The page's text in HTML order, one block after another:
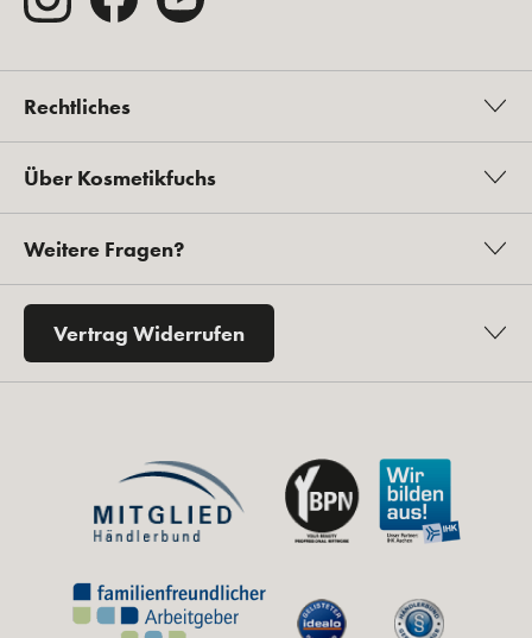
Rechtliches
Über Kosmetikfuchs
Weitere Fragen?
Vertrag Widerrufen